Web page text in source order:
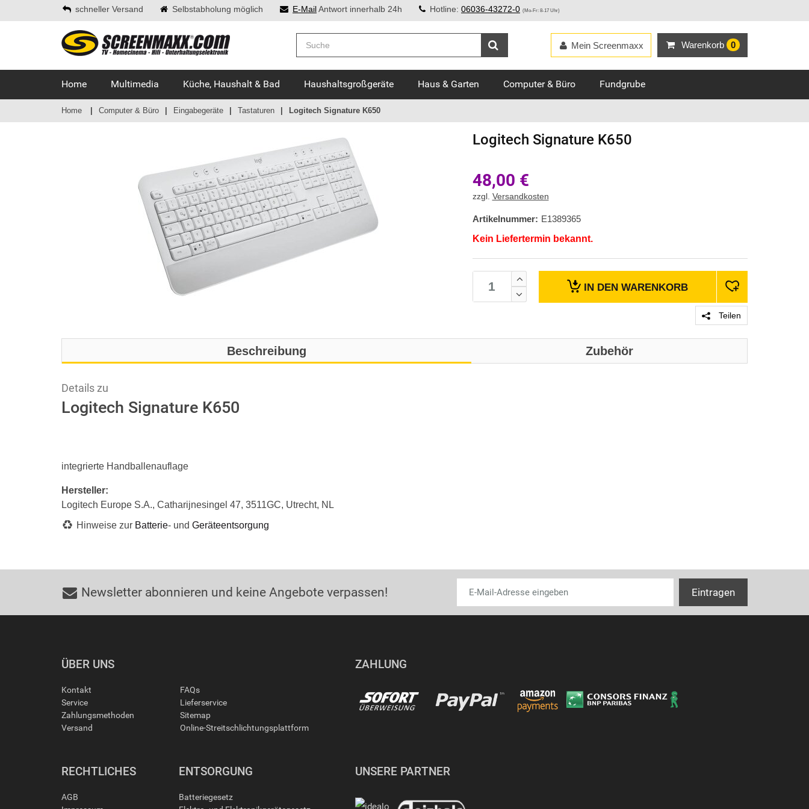
schneller Versand Selbstabholung möglich E-MailAntwort innerhalb 24h Hotline: 06036-43272-0 (Mo-Fr: 8-17 Uhr)
Warenkorb 0
Mein Screenmaxx
Home Multimedia Küche, Haushalt & Bad Haushaltsgroßgeräte Haus & Garten Computer & Büro Fundgrube
Home Computer & Büro Eingabegeräte Tastaturen Logitech Signature K650
Logitech Signature K650
48,00 €
zzgl. Versandkosten
Artikelnummer: E1389365
Kein Liefertermin bekannt.
IN DEN WARENKORB
Teilen
Beschreibung Zubehör
Details zu
Logitech Signature K650
integrierte Handballenauflage
Hersteller:
Logitech Europe S.A., Catharijnesingel 47, 3511GC, Utrecht, NL
Hinweise zur Batterie- und Geräteentsorgung
Newsletter abonnieren und keine Angebote verpassen!
ÜBER UNS
Kontakt
Service
Zahlungsmethoden
Versand
FAQs
Lieferservice
Sitemap
Online-Streitschlichtungsplattform
ZAHLUNG
RECHTLICHES
AGB
ENTSORGUNG
Batteriegesetz
UNSERE PARTNER